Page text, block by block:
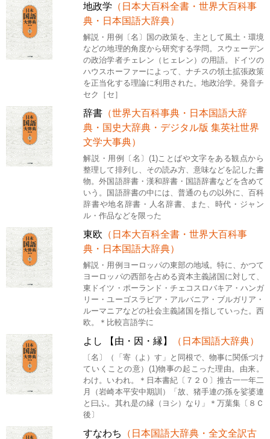
地政学 （日本大百科全書・世界大百科事
典・日本国語大辞典）
解説・用例〔名〕国の政策を、主として風土・環境
などの地理的角度から研究する学問。スウェーデン
の政治学者チェレン（ヒェレン）の用語。ドイツの
ハウスホーファーによって、ナチスの領土拡張政策
を正当化する理論に利用された。地政治学。発音チ
セク［セ］
辞書 （世界大百科事典・日本国語大辞
典・国史大辞典・デジタル版 集英社世界
文学大事典）
解説・用例〔名〕(1)ことばや文字をある観点から
整理して排列し、その読み方、意味などを記した書
物。外国語辞書・漢和辞書・国語辞書などを含めて
いう。国語辞書の中には、普通のもの以外に、百科
辞書や地名辞書・人名辞書、また、時代・ジャン
ル・作品などを限った
東欧 （日本大百科全書・世界大百科事
典・日本国語大辞典）
解説・用例ヨーロッパの東部の地域。特に、かつて
ヨーロッパの西部を占める資本主義諸国に対して、
東ドイツ・ポーランド・チェコスロバキア・ハンガ
リー・ユーゴスラビア・アルバニア・ブルガリア・
ルーマニアなどの社会主義諸国を指していった。西
欧。＊比較言語学に
よし 【由・因・縁】 （日本国語大辞典）
〔名〕（「寄（よ）す」と同根で、物事に関係づけ
ていくことの意）(1)物事の起こった理由。由来。
わけ。いわれ。＊日本書紀〔７２０〕推古一一年二
月（岩崎本平安中期訓）「故、猪手連の孫を娑婆連
と曰ふ。其れ是の縁（ヨシ）なり」＊万葉集〔８Ｃ
後〕
すなわち
（日本国語大辞典・全文全訳古